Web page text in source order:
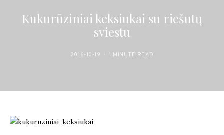
Kukurūziniai keksiukai su riešutų
sviestu
2016-10-19 1 MINUTE READ